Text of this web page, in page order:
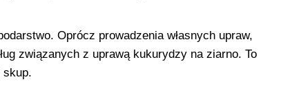
Oprócz prowadzenia własnych upraw,
związanych z uprawą kukurydzy na ziarno. To
skup.